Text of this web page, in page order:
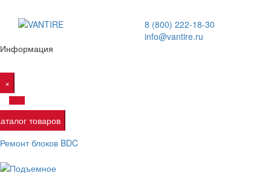
8 (800) 222-18-30
info@vantire.ru
Информация
×
товаров
Ремонт блоков BDC